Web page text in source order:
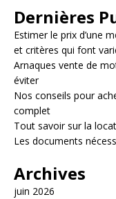
Dernières
Estimer le prix d’une
et critères qui font
Arnaques vente de
éviter
Nos conseils pour
complet
Tout savoir sur la
Les documents
Archives
juin 2026